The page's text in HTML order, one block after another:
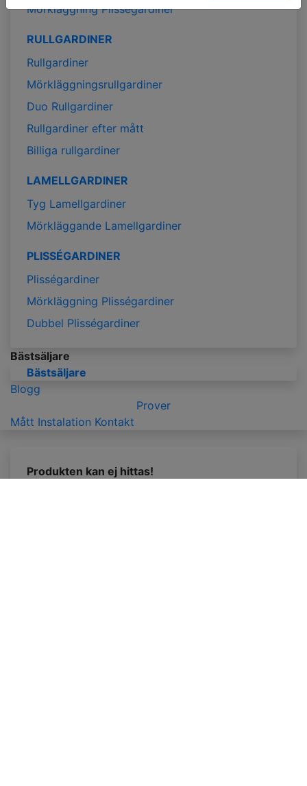
Mörkläggning Plisségardiner
RULLGARDINER
Rullgardiner
Mörkläggningsrullgardiner
Duo Rullgardiner
Rullgardiner efter mått
Billiga rullgardiner
LAMELLGARDINER
Tyg Lamellgardiner
Mörkläggande Lamellgardiner
PLISSÉGARDINER
Plisségardiner
Mörkläggning Plisségardiner
Dubbel Plisségardiner
Bästsäljare
Bästsäljare
Blogg
Prover
Mått Instalation Kontakt
Produkten kan ej hittas!